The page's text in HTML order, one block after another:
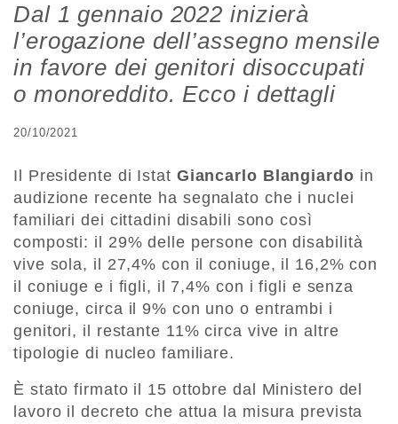
Dal 1 gennaio 2022 inizierà
l’erogazione dell’assegno mensile
in favore dei genitori disoccupati
o monoreddito. Ecco i dettagli
20/10/2021
Il Presidente di Istat Giancarlo Blangiardo in
audizione recente ha segnalato che i nuclei
familiari dei cittadini disabili sono così
composti: il 29% delle persone con disabilità
vive sola, il 27,4% con il coniuge, il 16,2% con
il coniuge e i figli, il 7,4% con i figli e senza
coniuge, circa il 9% con uno o entrambi i
genitori, il restante 11% circa vive in altre
tipologie di nucleo familiare.
È stato firmato il 15 ottobre dal Ministero del
lavoro il decreto che attua la misura prevista